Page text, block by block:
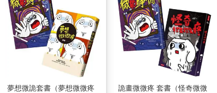
夢想微詭套書（夢想微微疼
詭畫微微疼 套書（怪奇微微